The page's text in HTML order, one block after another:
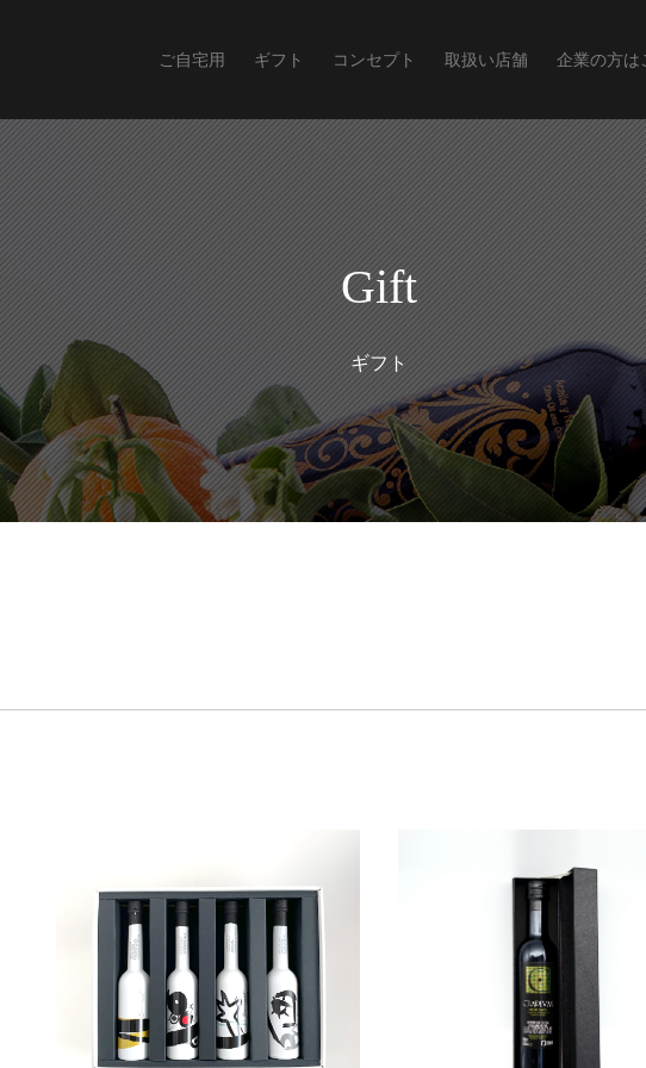
ご自宅用 ギフト コンセプト 取扱い店舗 企業の方は
Gift
ギフト